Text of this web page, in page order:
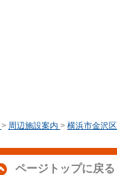
> 周辺施設案内 > 横浜市金沢区
ページトップに戻る